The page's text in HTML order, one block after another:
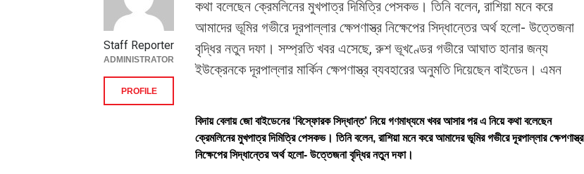
কথা বলেছেন ক্রেমলিনের মুখপাত্র দিমিত্রি পেসকভ। তিনি বলেন, রাশিয়া মনে করে
আমাদের ভূমির গভীরে দূরপাল্লার ক্ষেপণাস্ত্র নিক্ষেপের সিদ্ধান্তের অর্থ হলো- উত্তেজনা
বৃদ্ধির নতুন দফা। সম্প্রতি খবর এসেছে, রুশ ভূখণ্ডের গভীরে আঘাত হানার জন্য
ইউক্রেনকে দূরপাল্লার মার্কিন ক্ষেপণাস্ত্র ব্যবহারের অনুমতি দিয়েছেন বাইডেন। এমন
বিদায় বেলায় জো বাইডেনের ‘বিস্ফোরক সিদ্ধান্ত’ নিয়ে গণমাধ্যমে খবর আসার পর এ নিয়ে কথা বলেছেন
ক্রেমলিনের মুখপাত্র দিমিত্রি পেসকভ। তিনি বলেন, রাশিয়া মনে করে আমাদের ভূমির গভীরে দূরপাল্লার ক্ষেপণাস্ত্র
নিক্ষেপের সিদ্ধান্তের অর্থ হলো- উত্তেজনা বৃদ্ধির নতুন দফা।
Staff Reporter
ADMINISTRATOR
PROFILE